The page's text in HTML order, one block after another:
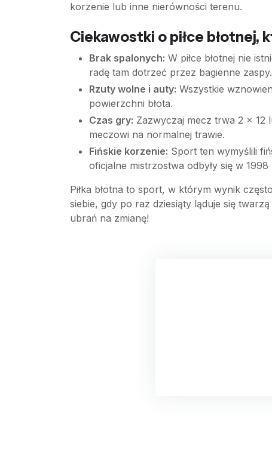
korzenie lub inne nierówności terenu.
Ciekawostki o piłce błotnej,
Brak spalonych: W piłce błotnej nie
radę tam dotrzeć przez bagienne zaspy.
Rzuty wolne i auty: Wszystkie
powierzchni błota.
Czas gry: Zazwyczaj mecz trwa 2 x 12
meczowi na normalnej trawie.
Fińskie korzenie: Sport ten wymyślili
oficjalne mistrzostwa odbyły się w 1998
Piłka błotna to sport, w którym wynik
siebie, gdy po raz dziesiąty ląduje się
ubrań na zmianę!